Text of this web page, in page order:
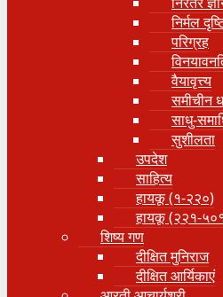
निर्मल
परिग्रह
वैयावृत्त्य
समीचीन
साधु-
सुशीलता
उपदेश
साहित्य
हायकू (१‍-२२०)
हायकू (२२१-
शिष्य गण
दीक्षित मुनिराज
दीक्षित आर्यिकाएं